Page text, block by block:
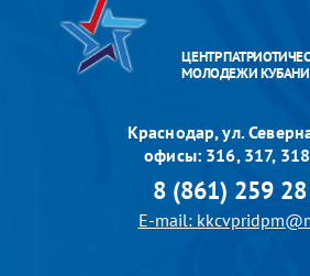
ЦЕНТР
МОЛОДЕЖИ КУБАНИ
Краснодар, ул.
офисы: 316, 317,
8 (861) 259
E-mail: